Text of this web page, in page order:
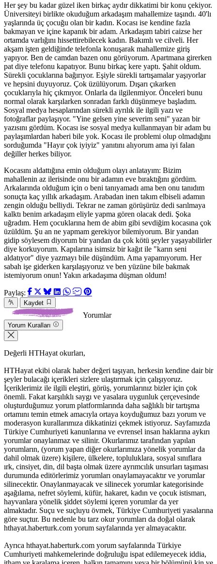
Her şey bu kadar güzel iken birkaç aydır dikkatimi bir konu çekiyor.
Üniversiteyi birlikte okuduğum arkadaşım mahallemize taşındı. 40'lı
yaşlarında üç çocuğu olan bir kadın. Kocası ise kendine fazla
bakmayan ve içine kapanık bir adam. Arkadaşım tabiri caizse her
ortamda varlığını hissettirebilecek kadın. Bakımlı ve cilveli. Her
akşam işten geldiğinde telefonla konuşarak mahallemize giriş
yapıyor. Ben de camdan bazen onu görüyorum. Apartmana girerken
pat diye telefonu kapatıyor. Bunu birkaç kere yaptı. Şahit oldum.
Sürekli çocuklarına bağırıyor. Eşiyle sürekli tartışamalar yaşıyorlar
ve hepsini duyuyoruz. Çok üzülüyorum. Dışarı çıkarken
çocuklarıyla hiç çıkmıyor. Onlarla da ilgilenmiyor. Önceleri bunu
normal olarak karşılarken sonradan farklı düşünmeye başladım.
Sosyal medya hesaplarından sürekli ayrılık ile ilgili yazı ve
fotoğraflar paylaşıyor. "Yine gelsen yine severim seni" yazan bir
yazısını gördüm. Kocası ise sosyal medya kullanmayan bir adam bu
paylaşımlardan haberi bile yok. Kocası ile problemi olup olmadığını
sorduğumda "Hayır çok iyiyiz" yanıtını alıyorum ama iyi falan
değiller herkes biliyor.
Kocasını aldattığına emin olduğum olayı anlatayım: Bizim
mahallenin az ilerisinde onu bir adamın eve bıraktığını gördüm.
Arkalarında olduğum için o beni tanıyamadı ama ben onu tanıdım
sonuçta kaç yıllık arkadaşım. Arabadan inen takım elbiseli adamın
zengin olduğu belliydi. Tekrar ne zaman görüşürüz dedi sarılmaya
kalktı benim arkadaşım eliyle yapma gören olacak dedi. Şoka
uğradım. Hem çocuklarına hem de abim gibi sevdiğim kocasına çok
üzüldüm. Şu an ne yapmam gerekiyor bilemiyorum. Bir yandan
gidip söylesem diyorum bir yandan da çok kötü şeyler yaşayabilirler
diye korkuyorum. Kapılarına isimsiz bir kağıt ile "karın seni
aldatıyor" diye yazmayı bile düşündüm. Ama yapamıyorum. Her
sabah işe giderken karşılaşıyoruz ve ben yüzüne bile bakmak
istemiyorum onun! Yakın arkadaşıma düşman oldum!
Paylaş:
Kaydet
Yorumlar
Yorum Kuralları
Değerli HTHayat okurları,
HTHayat ekibi olarak haber değeri taşıyan, herkesin kendine dair bir
şeyler bulacağı içerikleri sizlere ulaştırmak için çalışıyoruz.
İçeriklerimiz ile ilgili eleştiri, görüş, yorumlarınız bizler için çok
önemli. Fakat karşılıklı saygı ve yasalara uygunluk çerçevesinde
oluşturduğumuz yorum platformlarında daha sağlıklı bir tartışma
ortamını temin etmek amacıyla ortaya koyduğumuz bazı yorum ve
moderasyon kurallarımıza dikkatinizi çekmek istiyoruz. Sayfamızda
Türkiye Cumhuriyeti kanunlarına ve evrensel insan haklarına aykırı
yorumlar onaylanmaz ve silinir. Okurlarımız tarafından yapılan
yorumların, (yorum yapan diğer okurlarımıza yönelik yorumlar da
dahil olmak üzere) kişilere, ülkelere, topluluklara, sosyal sınıflara
ırk, cinsiyet, din, dil başta olmak üzere ayrımcılık unsurları taşıması
durumunda editörlerimiz yorumları onaylamayacaktır ve yorumlar
silinecektir. Onaylanmayacak ve silinecek yorumlar kategorisinde
aşağılama, nefret söylemi, küfür, hakaret, kadın ve çocuk istismarı,
hayvanlara yönelik şiddet söylemi içeren yorumlar da yer
almaktadır. Suçu ve suçluyu övmek, Türkiye Cumhuriyeti yasalarına
göre suçtur. Bu nedenle bu tarz okur yorumları da doğal olarak
hthayat.haberturk.com yorum sayfalarında yer almayacaktır.
Ayrıca hthayat.haberturk.com yorum sayfalarında Türkiye
Cumhuriyeti mahkemelerinde doğruluğu ispat edilemeyecek iddia,